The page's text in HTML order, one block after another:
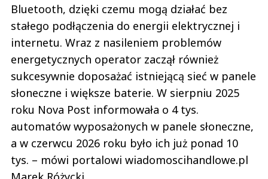
Bluetooth, dzięki czemu mogą działać bez
stałego podłączenia do energii elektrycznej i
internetu. Wraz z nasileniem problemów
energetycznych operator zaczął również
sukcesywnie doposażać istniejącą sieć w panele
słoneczne i większe baterie. W sierpniu 2025
roku Nova Post informowała o 4 tys.
automatów wyposażonych w panele słoneczne,
a w czerwcu 2026 roku było ich już ponad 10
tys. – mówi portalowi wiadomoscihandlowe.pl